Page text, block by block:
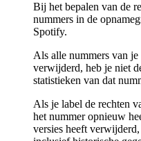
Bij het bepalen van de
nummers in de
Spotify.
Als alle nummers van
verwijderd, heb je niet
statistieken van dat
Als je label de rechten
het nummer opnieuw
versies heeft